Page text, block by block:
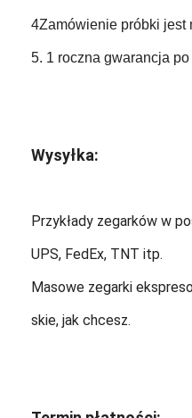
4Zamówienie próbki jest
5. 1 roczna gwarancja po
Wysyłka:
Przykłady zegarków w
UPS, FedEx, TNT itp.
Masowe zegarki
skie, jak chcesz.